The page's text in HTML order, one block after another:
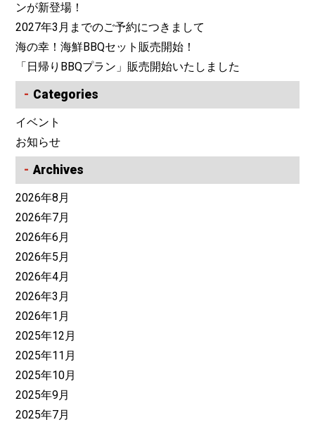
ンが新登場！
2027年3月までのご予約につきまして
海の幸！海鮮BBQセット販売開始！
「日帰りBBQプラン」販売開始いたしました
Categories
イベント
お知らせ
Archives
2026年8月
2026年7月
2026年6月
2026年5月
2026年4月
2026年3月
2026年1月
2025年12月
2025年11月
2025年10月
2025年9月
2025年7月